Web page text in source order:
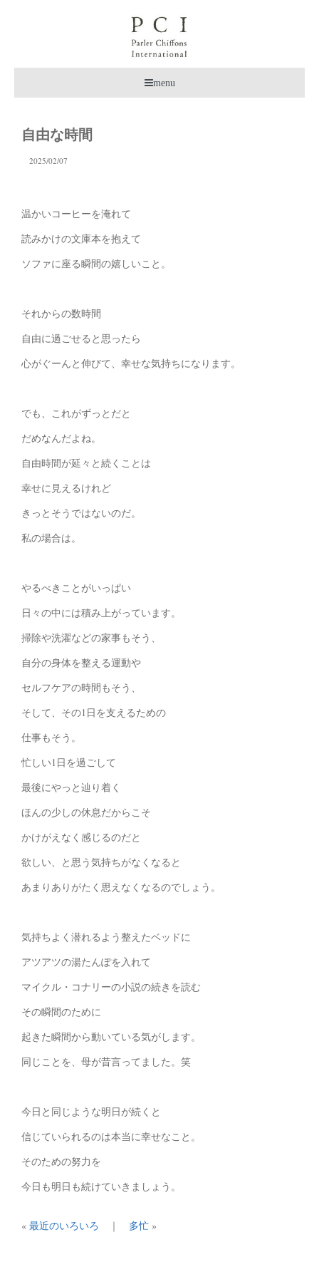
menu
自由な時間
2025/02/07
温かいコーヒーを淹れて
読みかけの文庫本を抱えて
ソファに座る瞬間の嬉しいこと。
それからの数時間
自由に過ごせると思ったら
心がぐーんと伸びて、幸せな気持ちになります。
でも、これがずっとだと
だめなんだよね。
自由時間が延々と続くことは
幸せに見えるけれど
きっとそうではないのだ。
私の場合は。
やるべきことがいっぱい
日々の中には積み上がっています。
掃除や洗濯などの家事もそう、
自分の身体を整える運動や
セルフケアの時間もそう、
そして、その1日を支えるための
仕事もそう。
忙しい1日を過ごして
最後にやっと辿り着く
ほんの少しの休息だからこそ
かけがえなく感じるのだと
欲しい、と思う気持ちがなくなると
あまりありがたく思えなくなるのでしょう。
気持ちよく潜れるよう整えたベッドに
アツアツの湯たんぽを入れて
マイクル・コナリーの小説の続きを読む
その瞬間のために
起きた瞬間から動いている気がします。
同じことを、母が昔言ってました。笑
今日と同じような明日が続くと
信じていられるのは本当に幸せなこと。
そのための努力を
今日も明日も続けていきましょう。
« 最近のいろいろ ｜ 多忙 »